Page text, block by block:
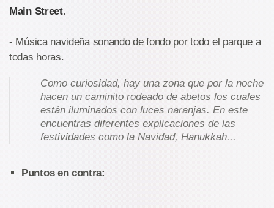
Main Street.
- Música navideña sonando de fondo por todo el parque a
todas horas.
Como curiosidad, hay una zona que por la noche
hacen un caminito rodeado de abetos los cuales
están iluminados con luces naranjas. En este
encuentras diferentes explicaciones de las
festividades como la Navidad, Hanukkah...
Puntos en contra: